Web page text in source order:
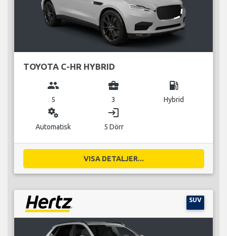
TOYOTA C-HR HYBRID
group
5
business_center
3
local_gas_station
Hybrid
miscellaneous_services
Automatisk
login
5 Dörr
VISA DETALJER...
SUV